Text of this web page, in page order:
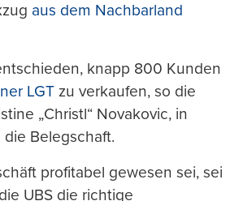
aus dem Nachbarland
knapp 800 Kunden
LGT zu verkaufen, so die
„Christl“ Novakovic, in
Belegschaft.
profitabel gewesen sei, sei
UBS die richtige